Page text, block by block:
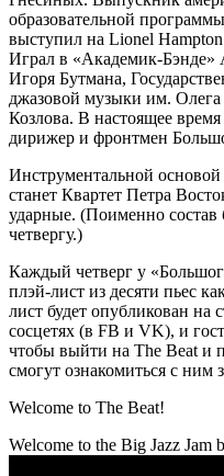
образовательной
выступил на Lionel
Играл в «Академик-Бэнде»
Игоря Бутмана,
джазовой музыки им.
Козлова. В настоящее
дирижер и фронтмен
Инструментальной
станет Квартет Петра
ударные. (Поименно состав
четвергу.)
Каждый четверг у
плэй-лист из десяти пьес
лист будет опубликован на
сосцетях (в FB и VK), и
чтобы выйти на The Beat и
смогут ознакомиться с ним
Welcome to The Beat!
Welcome to the Big Jazz Jam